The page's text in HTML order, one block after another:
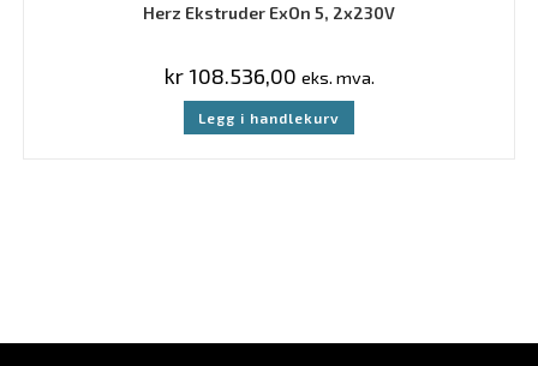
Herz Ekstruder ExOn 5, 2x230V
kr108.536,00 eks. mva.
Legg i handlekurv